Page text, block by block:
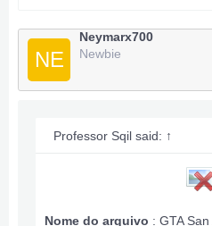
Money: 100,060,632
Anything wrong PM.
***Hidden content cannot
NE
Neymarx700
Newbie
Professor Sqil said: ↑
Nome do arquivo : GTA